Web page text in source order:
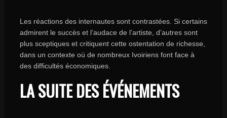
Les réactions des internautes sont contrastées. Si certains
admirent le succès et l’audace de l’artiste, d’autres sont
plus sceptiques et critiquent cette ostentation de richesse,
dans un contexte où de nombreux Ivoiriens font face à
des difficultés économiques.
LA SUITE DES ÉVÉNEMENTS